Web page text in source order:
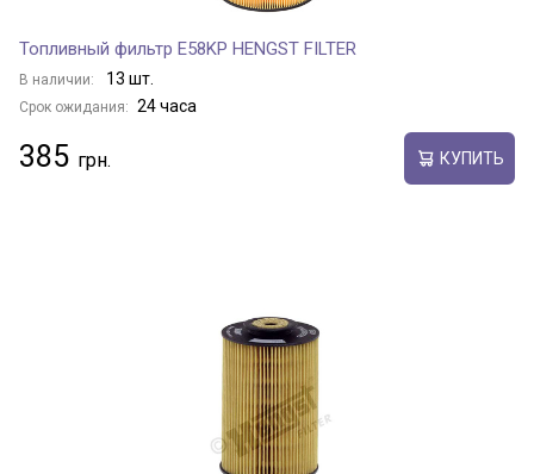
Топливный фильтр E58KP HENGST FILTER
В наличии: 13 шт.
Срок ожидания: 24 часа
385 КУПИТЬ